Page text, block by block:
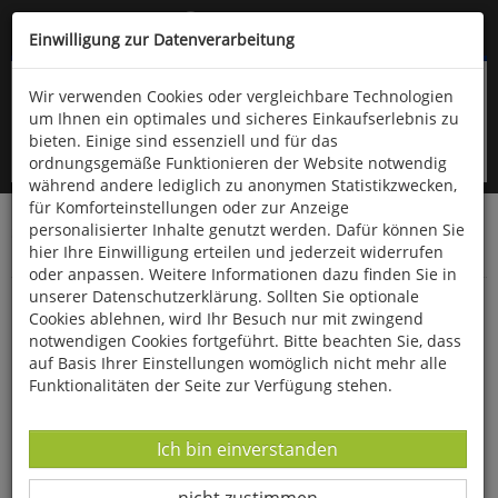
Kompletten Head der Seite überspringen
oder (06766) 9323-960
Startseite Bücher Downloads
Zeitschriften
Der Falke
Vogelwelt aktuell: Winter 2023/2024
Einwilligung zur Datenverarbeitung
Wir verwenden Cookies oder vergleichbare Technologien
um Ihnen ein optimales und sicheres Einkaufserlebnis zu
bieten. Einige sind essenziell und für das
ordnungsgemäße Funktionieren der Website notwendig
während andere lediglich zu anonymen Statistikzwecken,
für Komforteinstellungen oder zur Anzeige
personalisierter Inhalte genutzt werden. Dafür können Sie
hier Ihre Einwilligung erteilen und jederzeit widerrufen
oder anpassen. Weitere Informationen dazu finden Sie in
unserer Datenschutzerklärung. Sollten Sie optionale
Cookies ablehnen, wird Ihr Besuch nur mit zwingend
notwendigen Cookies fortgeführt. Bitte beachten Sie, dass
auf Basis Ihrer Einstellungen womöglich nicht mehr alle
Funktionalitäten der Seite zur Verfügung stehen.
Datenverarbeitung -
Ich bin einverstanden